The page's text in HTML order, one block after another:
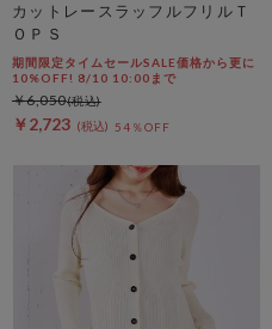
カットレースラッフルフリルＴ
ＯＰＳ
期間限定タイムセールSALE価格から更に
10%OFF! 8/10 10:00まで
￥2,723 54％OFF
￥6,050